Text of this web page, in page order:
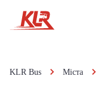
KLR Bus Міста